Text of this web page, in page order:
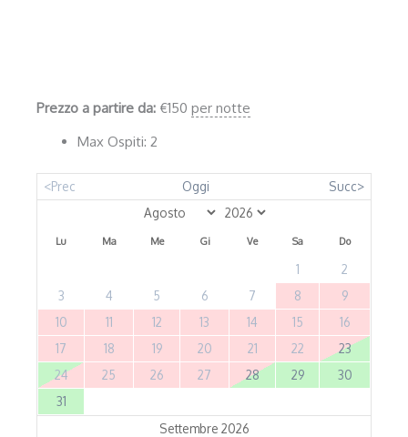
Prezzo a partire da: €150 per notte
Max Ospiti: 2
<Prec Oggi Succ>
Lu Ma Me Gi Ve Sa Do
1
2
3
4 5 6 7 8
9
10
11 12 13 14 15
16
17
18 19 20 21 22
23
24
25 26 27 28 29
30
31
Settembre 2026